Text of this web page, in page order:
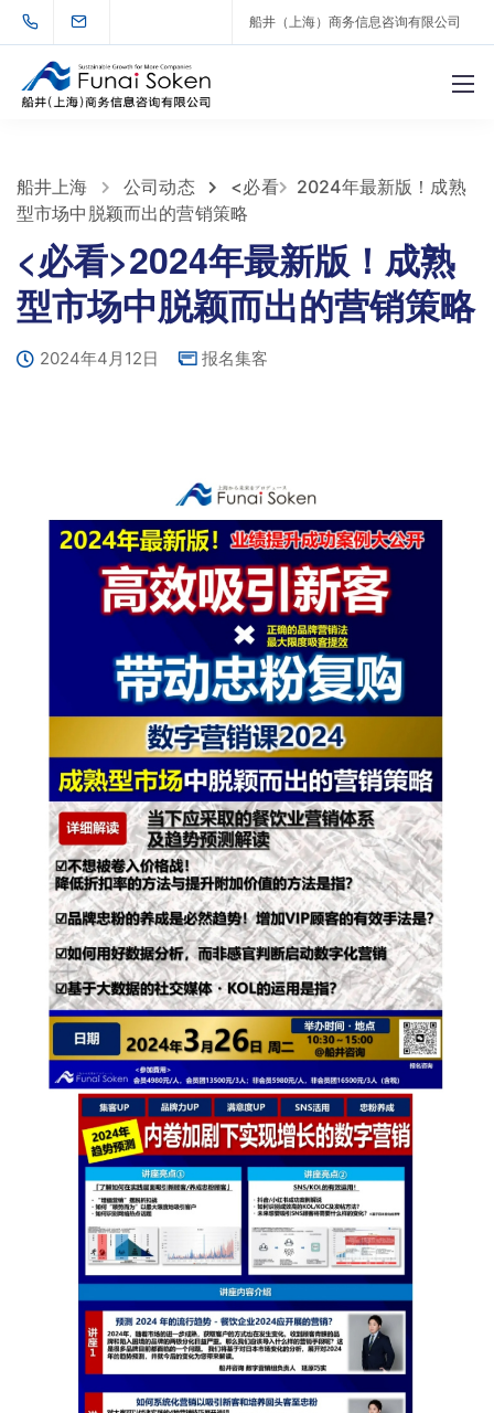
船井（上海）商务信息咨询有限公司
船井上海 公司动态 <必看
2024年最新版！成熟
型市场中脱颖而出的营销策略
<必看>2024年最新版！成熟
型市场中脱颖而出的营销策略
2024年4月12日 报名集客